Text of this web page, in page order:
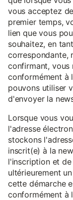
vous acceptez
premier temps,
lien que vous
souhaitez, en
correspondante,
confirmant, vous
conformément à
pouvons utiliser
d'envoyer la
Lorsque vous
l'adresse
stockons
inscrit(e) à la
l'inscription et
ultérieurement
cette démarche
conformément à